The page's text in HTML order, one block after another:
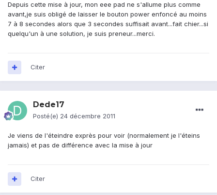
Depuis cette mise à jour, mon eee pad ne s'allume plus comme
avant,je suis obligé de laisser le bouton power enfoncé au moins
7 à 8 secondes alors que 3 secondes suffisait avant...fait chier...si
quelqu'un à une solution, je suis preneur...merci.
Citer
Dede17
Posté(e) 24 décembre 2011
Je viens de l'éteindre exprès pour voir (normalement je l'éteins
jamais) et pas de différence avec la mise à jour
Citer